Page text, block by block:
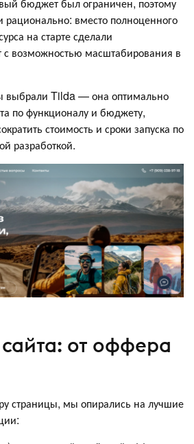
рационально: вместо полноценного
на старте сделали
с возможностью масштабирования в
выбрали Tilda — она оптимально
по функционалу и бюджету,
стоимость и сроки запуска по
разработкой.
от оффера
страницы, мы опирались на лучшие